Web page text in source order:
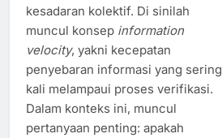
kesadaran kolektif. Di sinilah
muncul konsep information
velocity, yakni kecepatan
penyebaran informasi yang sering
kali melampaui proses verifikasi.
Dalam konteks ini, muncul
pertanyaan penting: apakah